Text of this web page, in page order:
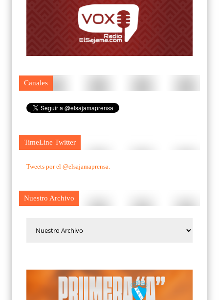
Canales
TimeLine Twitter
Tweets por el @elsajamaprensa.
Nuestro Archivo